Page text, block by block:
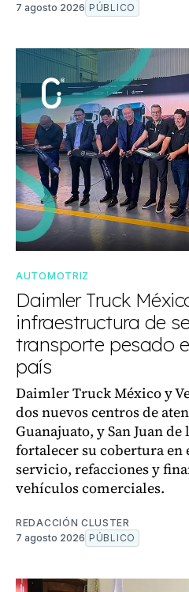
7 agosto 2026 PÚBLICO
AUTOMOTRIZ
Daimler Truck
infraestructura de
transporte pesado
país
Daimler Truck México y
dos nuevos centros de
Guanajuato, y San Juan
fortalecer su cobertura en
servicio, refacciones y
vehículos comerciales.
REDACCIÓN CLUSTER
7 agosto 2026 PÚBLICO